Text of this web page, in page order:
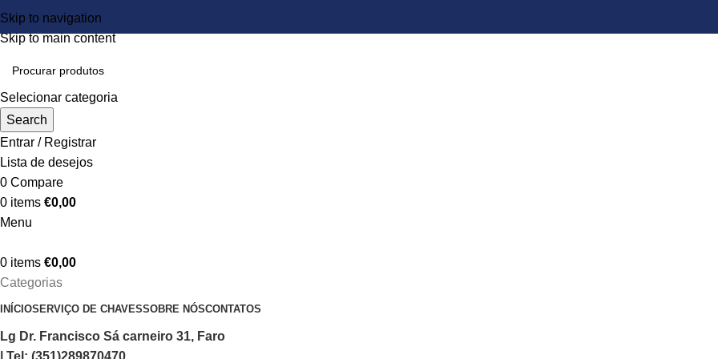
Skip to navigation
Skip to main content
Selecionar categoria
Search
Entrar / Registrar
Lista de desejos
0 Compare
0 items €0,00
Menu
0 items €0,00
Categorias
INÍCIOSERVIÇO DE CHAVESSOBRE NÓSCONTATOS
Lg Dr. Francisco Sá carneiro 31, Faro
| Tel: (351)289870470